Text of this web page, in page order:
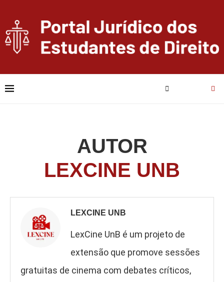
AUTOR
LEXCINE UNB
LEXCINE UNB
LexCine UnB é um projeto de
extensão que promove sessões
gratuitas de cinema com debates críticos,